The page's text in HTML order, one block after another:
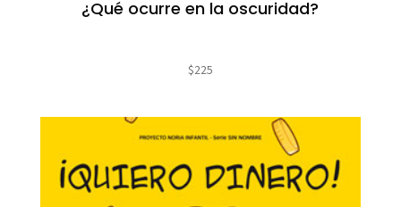
¿Qué ocurre en la oscuridad?
$225